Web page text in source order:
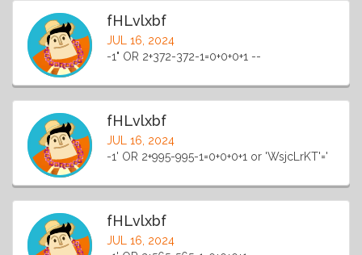
fHLvlxbf
JUL 16, 2024
-1" OR 2+372-372-1=0+0+0+1 --
fHLvlxbf
JUL 16, 2024
-1' OR 2+995-995-1=0+0+0+1 or 'WsjcLrKT'='
fHLvlxbf
JUL 16, 2024